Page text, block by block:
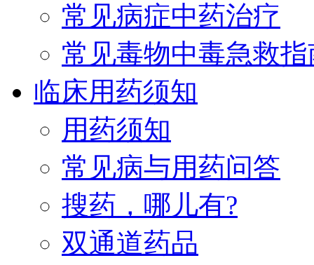
常见病症中药治疗
常见毒物中毒急救指
临床用药须知
用药须知
常见病与用药问答
搜药，哪儿有?
双通道药品